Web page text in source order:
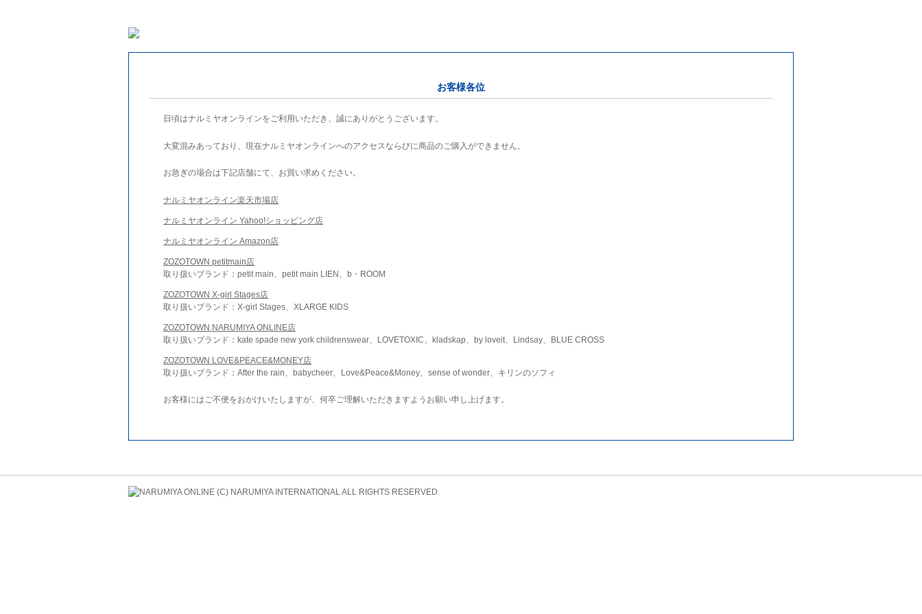
お客様各位
日頃はナルミヤオンラインをご利用いただき、誠にありがとうございます。
大変混みあっており、現在ナルミヤオンラインへのアクセスならびに商品のご購入ができません。
お急ぎの場合は下記店舗にて、お買い求めください。
ナルミヤオンライン楽天市場店
ナルミヤオンライン Yahoo!ショッピング店
ナルミヤオンライン Amazon店
ZOZOTOWN petitmain店
取り扱いブランド：petit main、petit main LIEN、b・ROOM
ZOZOTOWN X-girl Stages店
取り扱いブランド：X-girl Stages、XLARGE KIDS
ZOZOTOWN NARUMIYA ONLINE店
取り扱いブランド：kate spade new york childrenswear、LOVETOXIC、kladskap、by loveit、Lindsay、BLUE CROSS
ZOZOTOWN LOVE&PEACE&MONEY店
取り扱いブランド：After the rain、babycheer、Love&Peace&Money、sense of wonder、キリンのソフィ
お客様にはご不便をおかけいたしますが、何卒ご理解いただきますようお願い申し上げます。